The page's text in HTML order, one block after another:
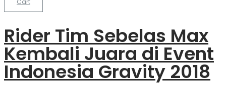
Cart
Rider Tim Sebelas Max
Kembali Juara di Event
Indonesia Gravity 2018